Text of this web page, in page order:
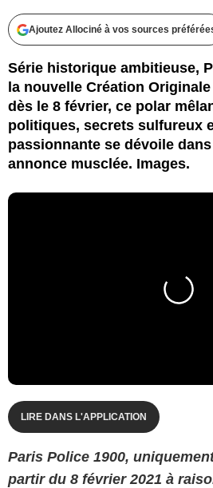
Ajoutez Allociné à vos sources
Série historique ambitieuse,
la nouvelle Création
dès le 8 février, ce polar
politiques, secrets sulfureux
passionnante se dévoile
annonce musclée. Images.
LIRE DANS L'APPLICATION
Paris Police 1900,
partir du 8 février 2021 à